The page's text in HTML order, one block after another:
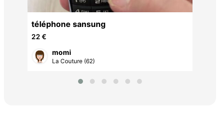
téléphone sansung
22 €
momi
La Couture (62)